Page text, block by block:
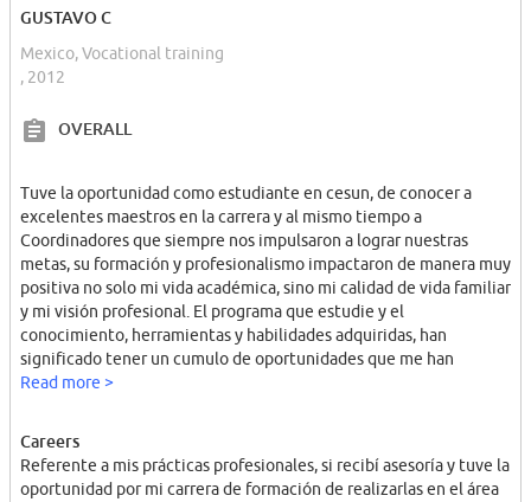
GUSTAVO C
Mexico, Vocational training
, 2012
OVERALL
Tuve la oportunidad como estudiante en cesun, de conocer a
excelentes maestros en la carrera y al mismo tiempo a
Coordinadores que siempre nos impulsaron a lograr nuestras
metas, su formación y profesionalismo impactaron de manera muy
positiva no solo mi vida académica, sino mi calidad de vida familiar
y mi visión profesional. El programa que estudie y el
conocimiento, herramientas y habilidades adquiridas, han
significado tener un cumulo de oportunidades que me han
ayudado a tener un buen grado de movilidad social, iniciando por
competencias laborales y como es lógico pensar voy por un
Doctorado.
Read more >
Careers
Referente a mis prácticas profesionales, si recibí asesoría y tuve la
oportunidad por mi carrera de formación de realizarlas en el área